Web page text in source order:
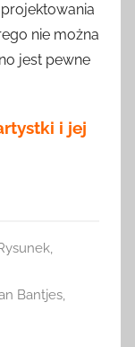
nie można
jest pewne
i jej
,
Bantjes,